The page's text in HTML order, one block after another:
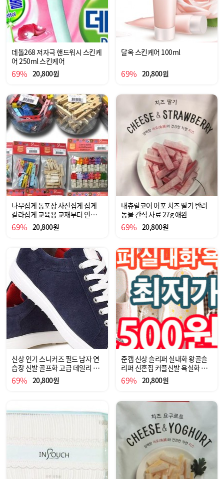
데톨268 저자극 핸드워시 스킨케
어 250ml 스킨케어
69% 20,800원
달옥 스킨케어 100ml
69% 20,800원
나무집게 통포장 사진집게 집게
칼라집게 교육용 교재부터 인테리
어 소품 홈인테리어
69% 20,800원
내츄럴코어 어포 치즈 딸기 반려
동물 간식 사료 27g 애완
69% 20,800원
신상 인기 스니커즈 필드 남자 연
습장 신발 골프화 고급 데일리 신
발
69% 20,800원
준캡 신상 슬리퍼 실내화 왕골슬
리퍼 신혼집 커플신발 욕실화 층
간소음 쿠션 아동실내화 아동슬리
퍼
69% 20,800원